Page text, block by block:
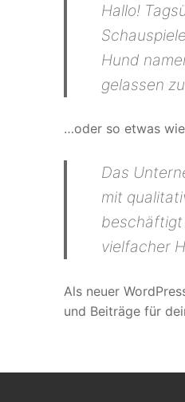
Hallo!
Hund
gelassen
…oder so etwas
Das
mit
vielfacher
Als neuer
und Beiträge für